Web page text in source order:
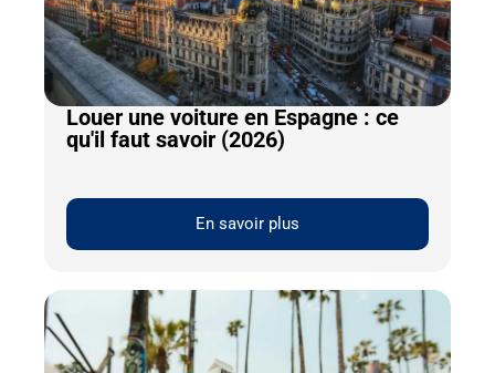
Louer une voiture en Espagne : ce
qu'il faut savoir (2026)
En savoir plus